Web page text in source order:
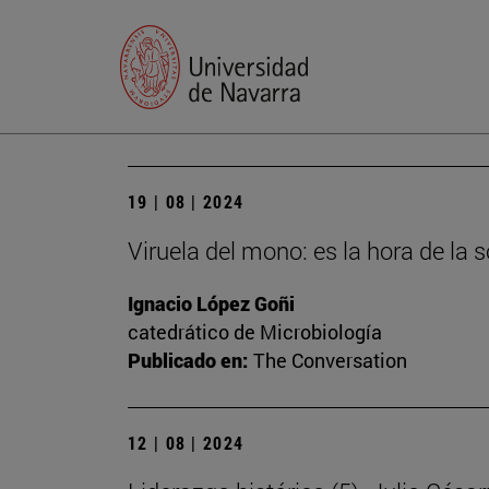
19 | 08 | 2024
Viruela del mono: es la hora de la
Ignacio López Goñi
catedrático de Microbiología
Publicado en: The Conversation
12 | 08 | 2024